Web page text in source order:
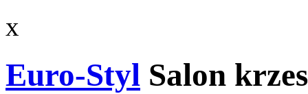
x
Euro-Styl Salon